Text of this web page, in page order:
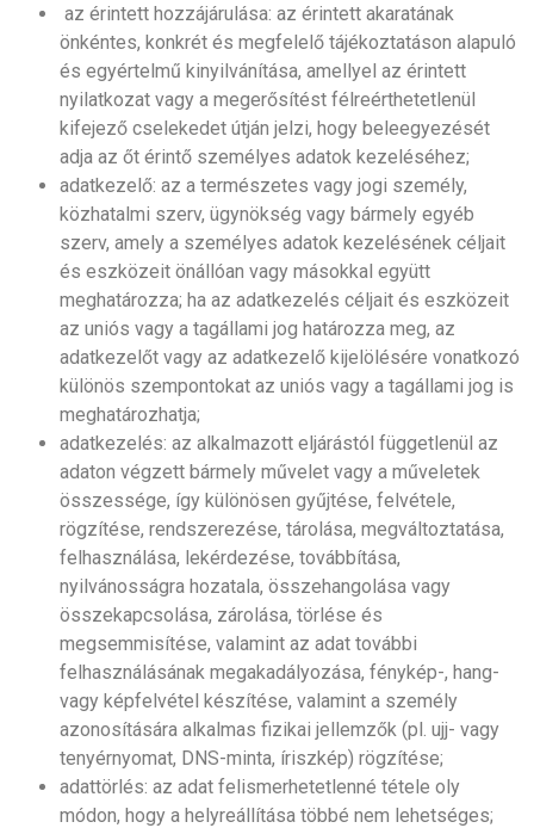
az érintett hozzájárulása: az érintett akaratának
önkéntes, konkrét és megfelelő tájékoztatáson alapuló
és egyértelmű kinyilvánítása, amellyel az érintett
nyilatkozat vagy a megerősítést félreérthetetlenül
kifejező cselekedet útján jelzi, hogy beleegyezését
adja az őt érintő személyes adatok kezeléséhez;
adatkezelő: az a természetes vagy jogi személy,
közhatalmi szerv, ügynökség vagy bármely egyéb
szerv, amely a személyes adatok kezelésének céljait
és eszközeit önállóan vagy másokkal együtt
meghatározza; ha az adatkezelés céljait és eszközeit
az uniós vagy a tagállami jog határozza meg, az
adatkezelőt vagy az adatkezelő kijelölésére vonatkozó
különös szempontokat az uniós vagy a tagállami jog is
meghatározhatja;
adatkezelés: az alkalmazott eljárástól függetlenül az
adaton végzett bármely művelet vagy a műveletek
összessége, így különösen gyűjtése, felvétele,
rögzítése, rendszerezése, tárolása, megváltoztatása,
felhasználása, lekérdezése, továbbítása,
nyilvánosságra hozatala, összehangolása vagy
összekapcsolása, zárolása, törlése és
megsemmisítése, valamint az adat további
felhasználásának megakadályozása, fénykép-, hang-
vagy képfelvétel készítése, valamint a személy
azonosítására alkalmas fizikai jellemzők (pl. ujj- vagy
tenyérnyomat, DNS-minta, íriszkép) rögzítése;
adattörlés: az adat felismerhetetlenné tétele oly
módon, hogy a helyreállítása többé nem lehetséges;